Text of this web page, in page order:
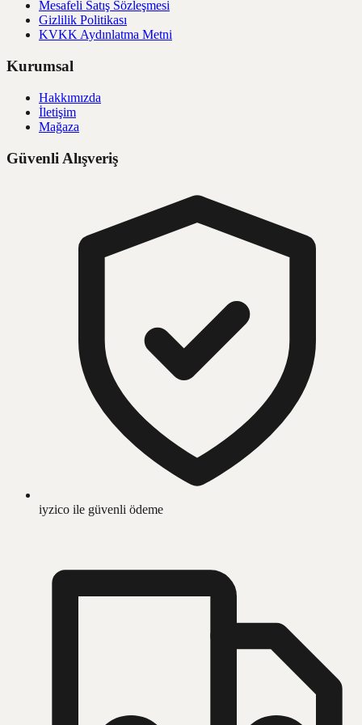
Mesafeli Satış Sözleşmesi
Gizlilik Politikası
KVKK Aydınlatma Metni
Kurumsal
Hakkımızda
İletişim
Mağaza
Güvenli Alışveriş
iyzico ile güvenli ödeme